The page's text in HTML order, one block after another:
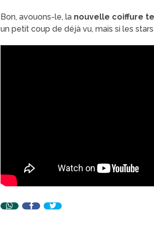
Bon, avouons-le, la nouvelle coiffure
un petit coup de déjà vu, mais si les